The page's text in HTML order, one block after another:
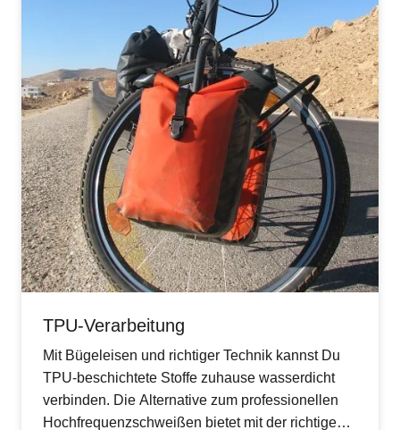
TPU-Verarbeitung
Mit Bügeleisen und richtiger Technik kannst Du
TPU-beschichtete Stoffe zuhause wasserdicht
verbinden. Die Alternative zum professionellen
Hochfrequenzschweißen bietet mit der richtigen